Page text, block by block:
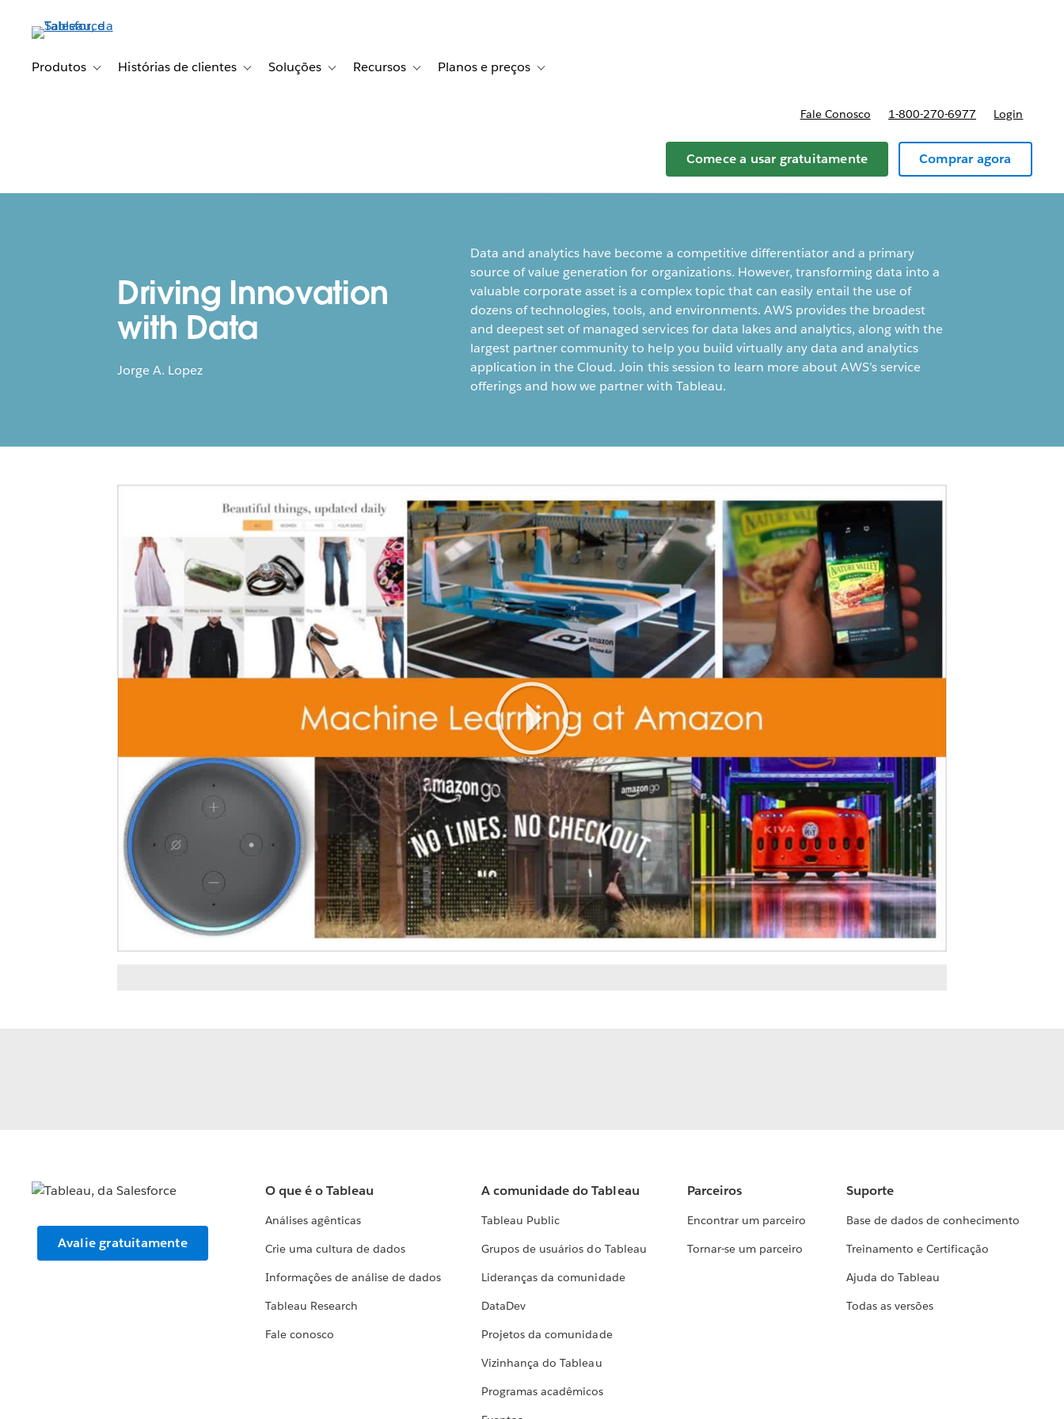
conteúdoProdutos Toggle sub-navigation for Produtos
Histórias de clientes Toggle sub-navigation for Histórias de clientes
Soluções Toggle sub-navigation for Soluções
Recursos Toggle sub-navigation for Recursos
Planos e preços Toggle sub-navigation for Planos e preços
Fale Conosco 1-800-270-6977 Login
Comece a usar gratuitamente Comprar agora
Driving Innovation
with Data
Jorge A. Lopez
Data and analytics have become a competitive differentiator and a primary
source of value generation for organizations. However, transforming data into a
valuable corporate asset is a complex topic that can easily entail the use of
dozens of technologies, tools, and environments. AWS provides the broadest
and deepest set of managed services for data lakes and analytics, along with the
largest partner community to help you build virtually any data and analytics
application in the Cloud. Join this session to learn more about AWS’s service
offerings and how we partner with Tableau.
Play
Video
Avalie gratuitamente
O que é o Tableau
Análises agênticas
Crie uma cultura de dados
Informações de análise de dados
Tableau Research
Fale conosco
A comunidade do Tableau
Tableau Public
Grupos de usuários do Tableau
Lideranças da comunidade
DataDev
Projetos da comunidade
Vizinhança do Tableau
Programas acadêmicos
Parceiros
Encontrar um parceiro
Tornar-se um parceiro
Suporte
Base de dados de conhecimento
Treinamento e Certificação
Ajuda do Tableau
Todas as versões